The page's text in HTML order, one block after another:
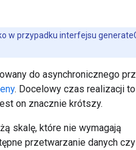
w przypadku interfejsu
do asynchronicznego
. Docelowy czas realizacji to
on znacznie krótszy.
skalę, które nie wymagają
przetwarzanie danych czy